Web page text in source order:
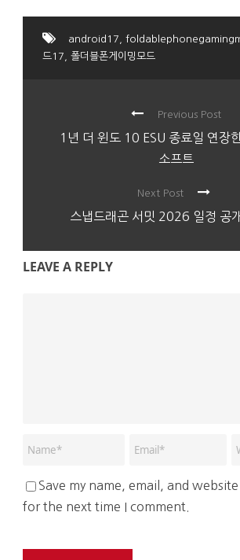
android17
드17
폴더블폰게이밍모드
Previous Post
1년 더 윈도 10 ESU 종료일 연장
소프트
Next Post
스냅드래곤 서밋 2026 일정 공
LEAVE A REPLY
Save my name, email, and
for the next time I comment.